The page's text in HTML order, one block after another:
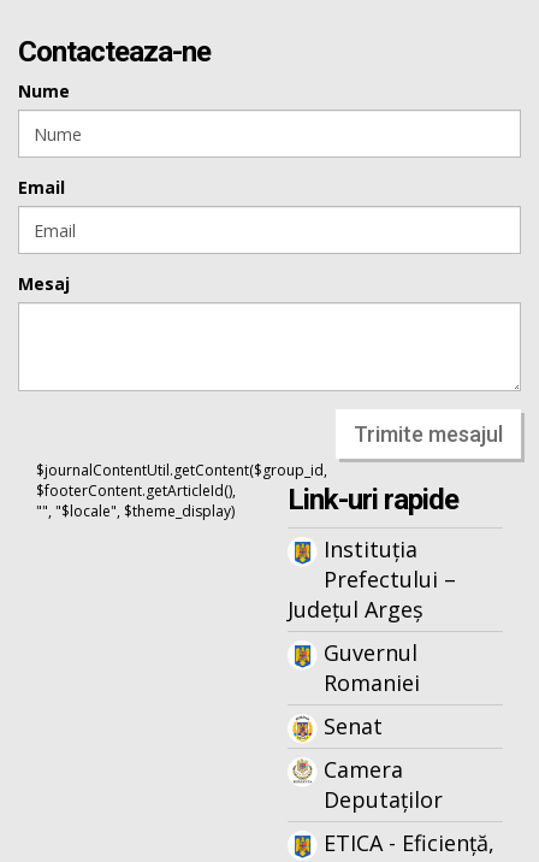
Contacteaza-ne
Nume
Email
Mesaj
Trimite mesajul
$journalContentUtil.getContent($group_id,
$footerContent.getArticleId(),
"", "$locale", $theme_display)
Link-uri rapide
Instituția
Prefectului –
Județul Argeș
Guvernul
Romaniei
Senat
Camera
Deputaților
ETICA - Eficiență,